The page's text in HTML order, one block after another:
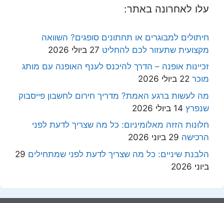
עלו לאחרונה באתר:
חיתולים למבוגרים או תחתונים סופגים? השוואה
מקצועית שתעזור לכם להחליט 27 ביולי 2026
זכיינות אופנה – הדרך להיכנס לענף האופנה עם מותג
מוכר 22 ביולי 2026
מה לעשות ברגע האמת? מדריך חירום לחשבון פייסבוק
שנפרץ 14 ביולי 2026
חלונות הזזה מאלומיניום: כל מה שצריך לדעת לפני
הרכישה 29 ביוני 2026
הלבנת שיניים: כל מה שצריך לדעת לפני שמתחילים 29
ביוני 2026